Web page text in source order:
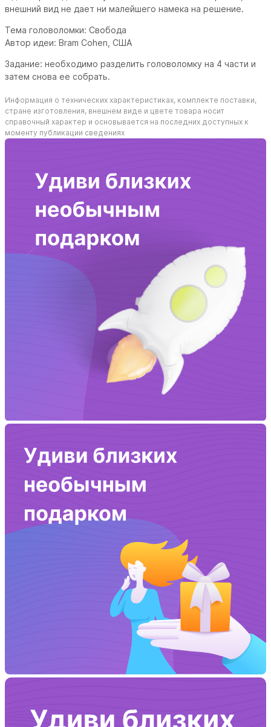
внешний вид не дает ни малейшего намека на решение.
Тема головоломки: Свобода
Автор идеи: Bram Cohen, США
Задание: необходимо разделить головоломку на 4 части и
затем снова ее собрать.
Информация о технических характеристиках, комплекте поставки,
стране изготовления, внешнем виде и цвете товара носит
справочный характер и основывается на последних доступных к
моменту публикации сведениях